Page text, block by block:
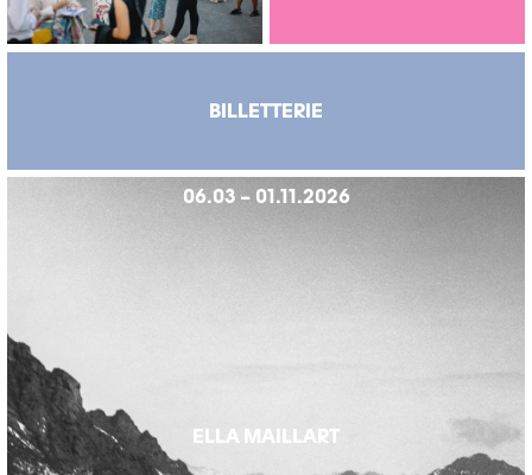
BILLETTERIE
06.03 – 01.11.2026
ELLA MAILLART